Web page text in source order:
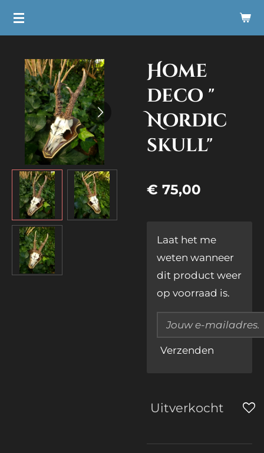
Ga
hoofdinhoud
Home
deco "
Nordic
skull"
€ 75,00
Laat het me
weten wanneer
dit product weer
op voorraad is.
Verzenden
Uitverkocht